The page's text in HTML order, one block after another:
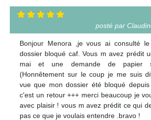
posté par
Bonjour Menora ,je vous ai consulté
dossier bloqué caf. Vous m avez prédit
mai et une demande de papier
(Honnêtement sur le coup je me suis
vue que mon dossier été bloqué
c'est un retour +++ merci beaucoup je
avec plaisir ! vous m avez prédit ce qui
pas ce que je voulais entendre .bravo !